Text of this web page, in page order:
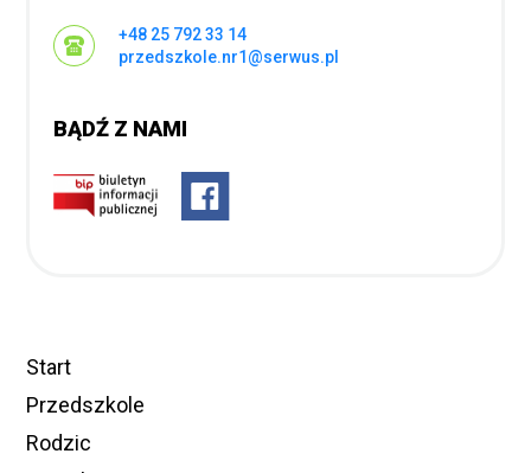
+48 25 792 33 14
przedszkole.nr1@serwus.pl
BĄDŹ Z NAMI
Start
Przedszkole
Rodzic